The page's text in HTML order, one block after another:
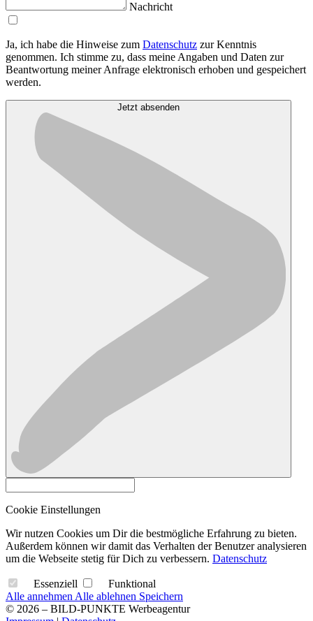
Nachricht
Ja, ich habe die Hinweise zum Datenschutz zur Kenntnis
genommen. Ich stimme zu, dass meine Angaben und Daten zur
Beantwortung meiner Anfrage elektronisch erhoben und gespeichert
werden.
Jetzt absenden
Cookie Einstellungen
Wir nutzen Cookies um Dir die bestmögliche Erfahrung zu bieten.
Außerdem können wir damit das Verhalten der Benutzer analysieren
um die Webseite stetig für Dich zu verbessern. Datenschutz
Essenziell
Funktional
Alle annehmen Alle ablehnen Speichern
© 2026 – BILD-PUNKTE Werbeagentur